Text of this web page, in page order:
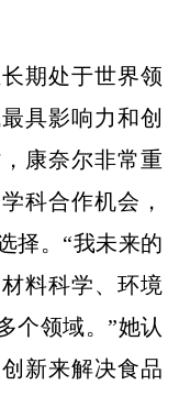
期处于世界领
具影响力和创
康奈尔非常重
科合作机会，
择。“我未来的
料科学、环境
个领域。”她认
新来解决食品